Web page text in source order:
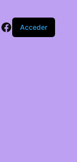
Acceder